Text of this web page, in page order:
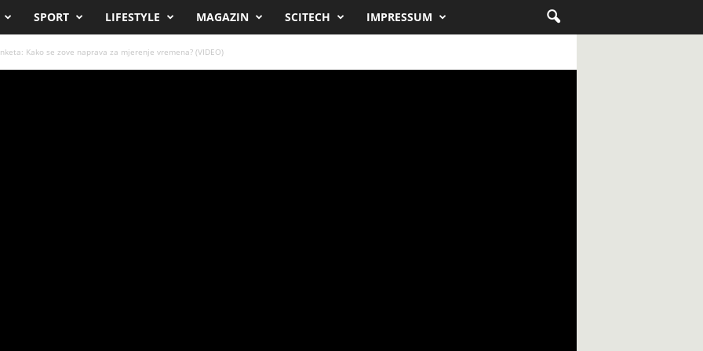
SPORT LIFESTYLE MAGAZIN SCITECH IMPRESSUM
Kako se zove naprava za mjerenje vremena? (VIDEO)